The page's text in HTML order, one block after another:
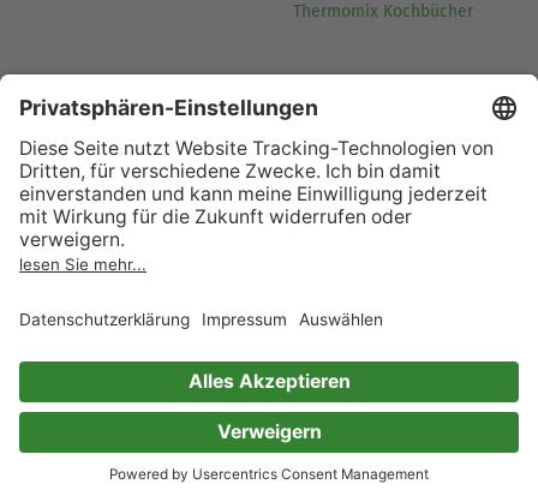
Thermomix Kochbücher
Kinder & Jugend
Romance
Fantasybücher für
Jugendliche
Beliebte Kinderbuchreihen
Beliebte Jugendbuchreihen
Wissensbücher für Kinder
Bleibe mit uns in Kontakt